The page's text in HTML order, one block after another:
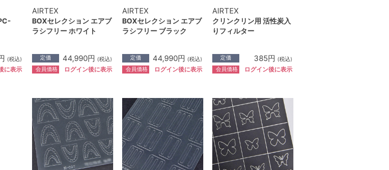
(税込)
に表示
AIRTEX
BOXセレクション エアブ
ラシフリー ホワイト
定価 44,990円 (税込)
会員価格 ログイン後に表示
AIRTEX
BOXセレクション エアブ
ラシフリー ブラック
定価 44,990円 (税込)
会員価格 ログイン後に表示
AIRTEX
クリンクリン用 活性炭入
りフィルター
定価 385円 (税込)
会員価格 ログイン後に表示